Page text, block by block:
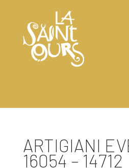
ARTIGIANI
16054 – 14712